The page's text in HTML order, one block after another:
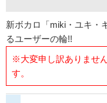
新ボカロ「miki・ユキ・
るユーザーの輪!!
※大変申し訳ありませ
す。